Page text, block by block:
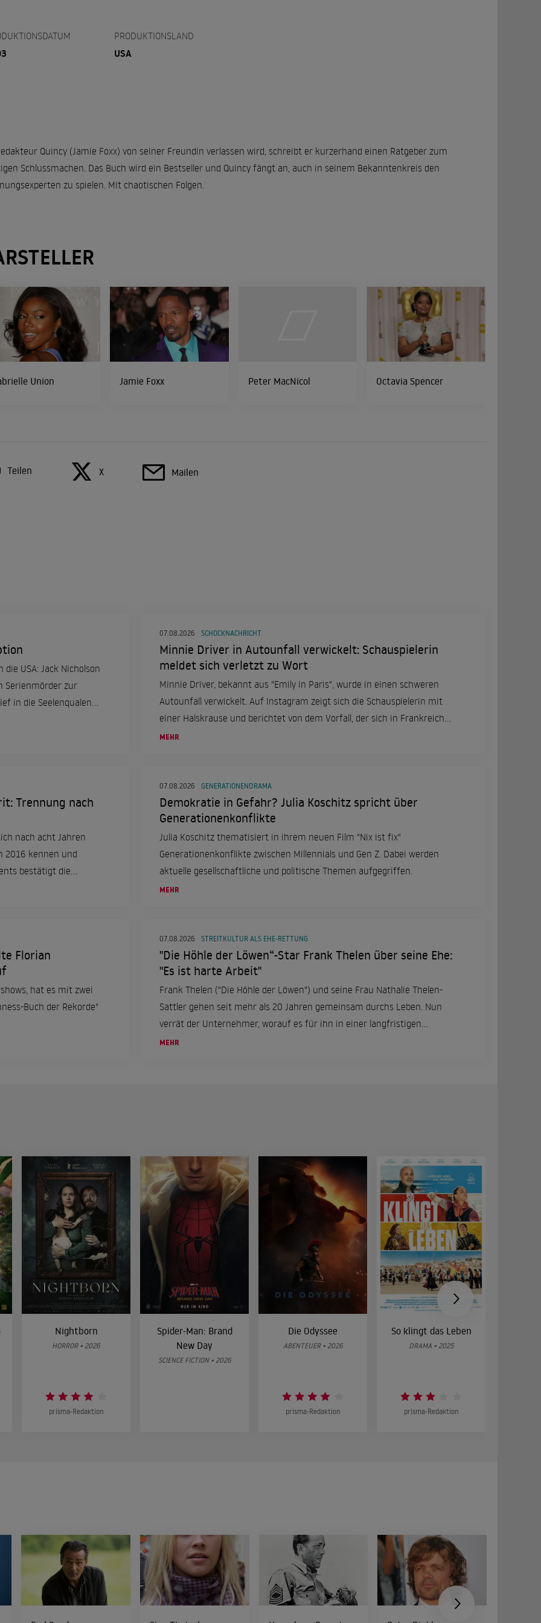
PRODUKTIONSLAND
USA
Quincy (Jamie Foxx) von seiner Freundin verlassen wird, schreibt er kurzerhand einen Ratgeber zum
Schlussmachen. Das Buch wird ein Bestseller und Quincy fängt an, auch in seinem Bekanntenkreis den
zu spielen. Mit chaotischen Folgen.
Union Jamie Foxx Peter MacNicol Octavia Spencer
Teilen X Mailen
USA: Jack Nicholson
Serienmörder zur
in die Seelenqualen
07.08.2026 SCHOCKNACHRICHT
Minnie Driver in Autounfall verwickelt: Schauspielerin
meldet sich verletzt zu Wort
Minnie Driver, bekannt aus "Emily in Paris", wurde in einen schweren
Autounfall verwickelt. Auf Instagram zeigt sich die Schauspielerin mit
einer Halskrause und berichtet von dem Vorfall, der sich in Frankreich
ereignete.
MEHR
Trennung nach
nach acht Jahren
2016 kennen und
bestätigt die
07.08.2026 GENERATIONENDRAMA
Demokratie in Gefahr? Julia Koschitz spricht über
Generationenkonflikte
Julia Koschitz thematisiert in ihrem neuen Film "Nix ist fix"
Generationenkonflikte zwischen Millennials und Gen Z. Dabei werden
aktuelle gesellschaftliche und politische Themen aufgegriffen.
MEHR
Florian
hat es mit zwei
Buch der Rekorde"
07.08.2026 STREITKULTUR ALS EHE-RETTUNG
"Die Höhle der Löwen“-Star Frank Thelen über seine Ehe:
"Es ist harte Arbeit"
Frank Thelen ("Die Höhle der Löwen") und seine Frau Nathalie Thelen-
Sattler gehen seit mehr als 20 Jahren gemeinsam durchs Leben. Nun
verrät der Unternehmer, worauf es für ihn in einer langfristigen
Beziehung ankommt. Romantische Vorstellungen spielen dabei offenbar
MEHR
Nightborn
HORROR • 2026
prisma-Redaktion
Spider-Man: Brand
New Day
SCIENCE FICTION • 2026
Die Odyssee
ABENTEUER • 2026
prisma-Redaktion
So klingt das Leben
DRAMA • 2025
prisma-Redaktion